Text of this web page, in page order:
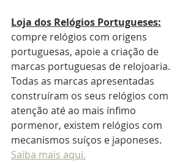
Loja dos Relógios Portugueses:
compre relógios com origens
portuguesas, apoie a criação de
marcas portuguesas de relojoaria.
Todas as marcas apresentadas
construíram os seus relógios com
atenção até ao mais ínfimo
pormenor, existem relógios com
mecanismos suíços e japoneses.
Saiba mais aqui.